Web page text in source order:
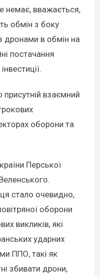
немає, вважається,
обмін з боку
дронами в обмін на
постачання
присутній взаємний
оборони та
Перської
стало очевидно,
оборони
викликів, які
ударних
ППО, такі як
збивати дрони,